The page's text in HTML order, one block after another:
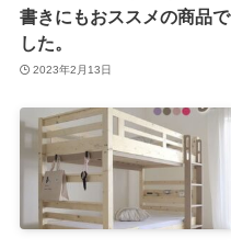
書きにもおススメの商品で
した。
2023年2月13日